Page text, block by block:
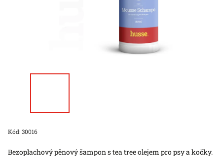
Kód:30016
Bezoplachový pěnový šampon s tea tree olejem pro psy a kočky.